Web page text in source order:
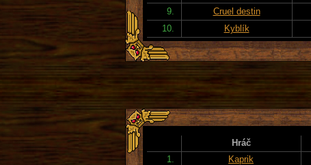
9.
Cruel destin
10.
Kyblík
Hráč
1.
Kaprik